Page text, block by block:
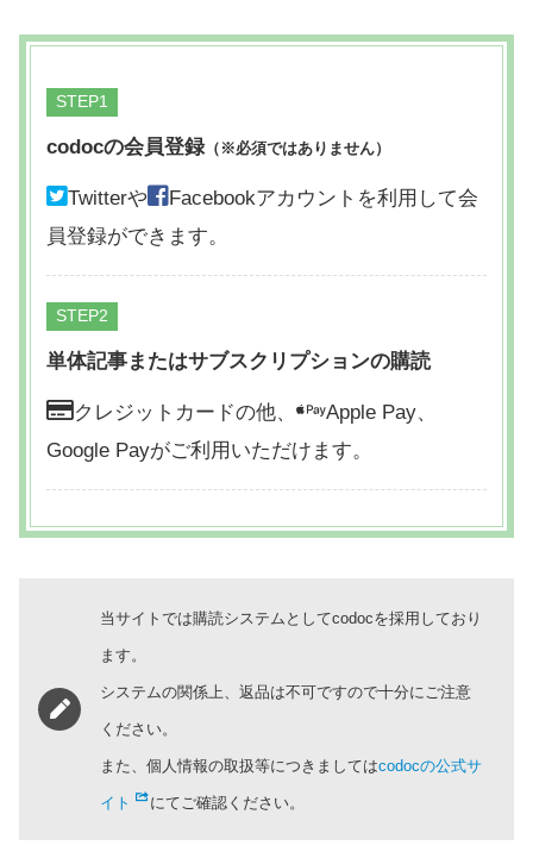
STEP
codocの会員登録（※必須ではありません）
Twitterや
Facebookアカウントを利用して会
員登録ができます。
STEP
単体記事またはサブスクリプションの購読
クレジットカードの他、
Apple Pay、
Google Payがご利用いただけます。
当サイトでは購読システムとしてcodocを採用しており
ます。
システムの関係上、返品は不可ですので十分にご注意
ください。
また、個人情報の取扱等につきましてはcodocの公式サ
イト にてご確認ください。